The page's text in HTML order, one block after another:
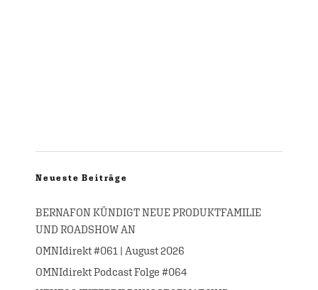
Neueste Beiträge
BERNAFON KÜNDIGT NEUE PRODUKTFAMILIE
UND ROADSHOW AN
OMNIdirekt #061 | August 2026
OMNIdirekt Podcast Folge #064